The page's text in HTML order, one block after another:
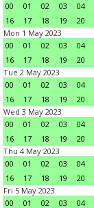
00
01 02 03 04
16
17 18 19 20
Mon 1 May 2023
00
01 02 03 04
16
17 18 19 20
Tue 2 May 2023
00
01 02 03 04
16
17 18 19 20
Wed 3 May 2023
00
01 02 03 04
16
17 18 19 20
Thu 4 May 2023
00
01 02 03 04
16
17 18 19 20
Fri 5 May 2023
00
01 02 03 04